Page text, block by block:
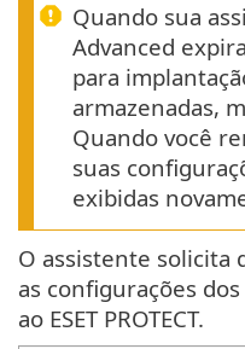
Quando sua
Advanced
para
armazenadas,
Quando você
suas
exibidas
O assistente solicita
as configurações
ao ESET PROTECT.